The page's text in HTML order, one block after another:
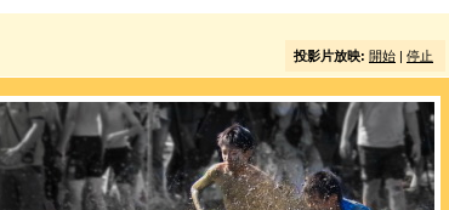
投影片放映: 開始 | 停止